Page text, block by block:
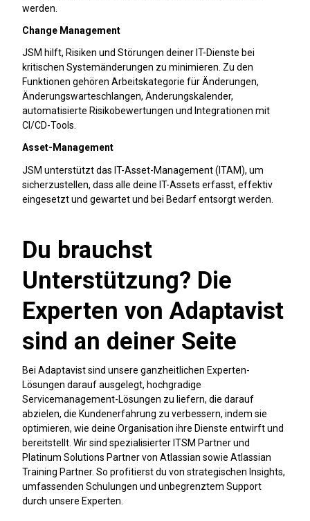
werden.
Change Management
JSM hilft, Risiken und Störungen deiner IT-Dienste bei
kritischen Systemänderungen zu minimieren. Zu den
Funktionen gehören Arbeitskategorie für Änderungen,
Änderungswarteschlangen, Änderungskalender,
automatisierte Risikobewertungen und Integrationen mit
CI/CD-Tools.
Asset-Management
JSM unterstützt das IT-Asset-Management (ITAM), um
sicherzustellen, dass alle deine IT-Assets erfasst, effektiv
eingesetzt und gewartet und bei Bedarf entsorgt werden.
Du brauchst
Unterstützung? Die
Experten von Adaptavist
sind an deiner Seite
Bei Adaptavist sind unsere ganzheitlichen Experten-
Lösungen darauf ausgelegt, hochgradige
Servicemanagement-Lösungen zu liefern, die darauf
abzielen, die Kundenerfahrung zu verbessern, indem sie
optimieren, wie deine Organisation ihre Dienste entwirft und
bereitstellt. Wir sind spezialisierter ITSM Partner und
Platinum Solutions Partner von Atlassian sowie Atlassian
Training Partner. So profitierst du von strategischen Insights,
umfassenden Schulungen und unbegrenztem Support
durch unsere Experten.